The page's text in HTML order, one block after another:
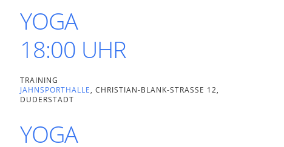
YOGA
18:00 UHR
TRAINING
JAHNSPORTHALLE, CHRISTIAN-BLANK-STRASSE 12, D
UDERSTADT
YOGA